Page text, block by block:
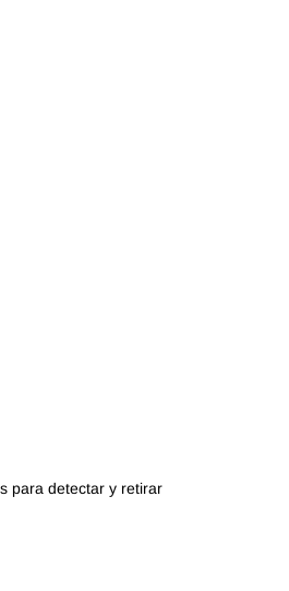
para detectar y retirar